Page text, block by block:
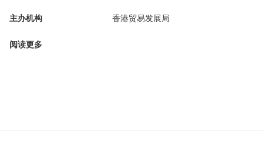
主办机构 香港贸易发展局
阅读更多